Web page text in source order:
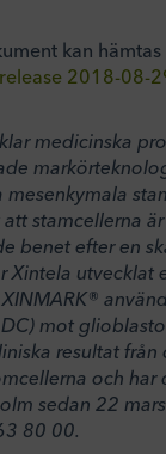
kan
2018-08-
medicinska
mesenkymala
stamcellerna
benet efter en
Xintela utvecklat
mot
resultat
och har
sedan 22
80 00.